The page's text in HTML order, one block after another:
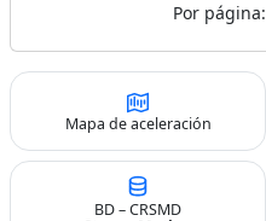
Por página:
Mapa de aceleración
BD – CRSMD